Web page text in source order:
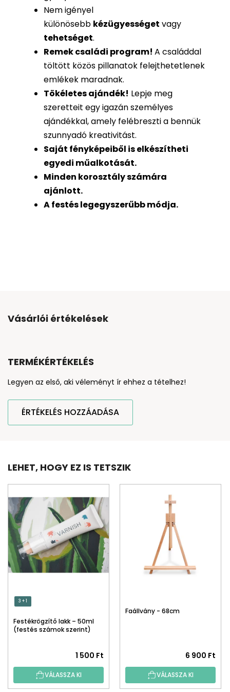
Nem igényel
különösebb kézügyességet vagy
tehetséget.
Remek családi program! A családdal
töltött közös pillanatok felejthetetlenek
emlékek maradnak.
Tökéletes ajándék! Lepje meg
szeretteit egy igazán személyes
ajándékkal, amely felébreszti a bennük
szunnyadó kreativitást.
Saját fényképeiből iselkészítheti
egyedi műalkotását.
Minden korosztály számára
ajánlott.
A festés legegyszerűbb módja.
Vásárlói értékelések
TERMÉKÉRTÉKELÉS
Legyen az első, aki véleményt ír ehhez a tételhez!
ÉRTÉKELÉS HOZZÁADÁSA
LEHET, HOGY EZ IS TETSZIK
3 + 1
Festékrögzítő lakk – 50ml
(festés számok szerint)
1 500 Ft
VÁLASSZA KI
Faállvány - 68cm
6 900 Ft
VÁLASSZA KI